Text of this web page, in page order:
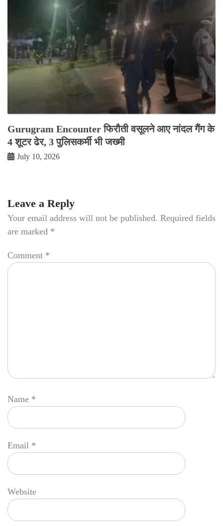
Gurugram Encounter फिरौती वसूलने आए नांदल गैंग के
4 शूटर ढेर, 3 पुलिसकर्मी भी जख्मी
July 10, 2026
Leave a Reply
Your email address will not be published. Required fields
are marked *
Comment *
Name *
Email *
Website